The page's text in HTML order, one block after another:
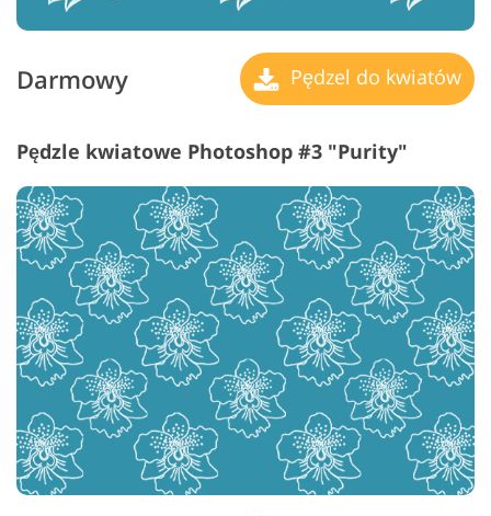
Darmowy Pędzel do kwiatów
Pędzle kwiatowe Photoshop #3 "Purity"